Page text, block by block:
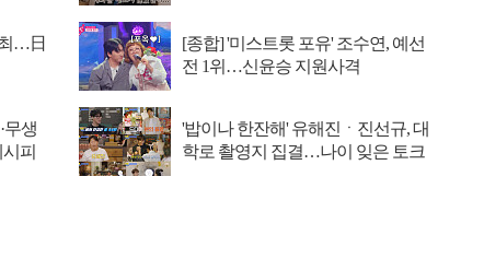
최…日
[종합] '미스트롯 포유' 조수연, 예선
전 1위…신윤승 지원사격
무생
피
'밥이나 한잔해' 유해진ㆍ진선규, 대
학로 촬영지 집결…나이 잊은 토크